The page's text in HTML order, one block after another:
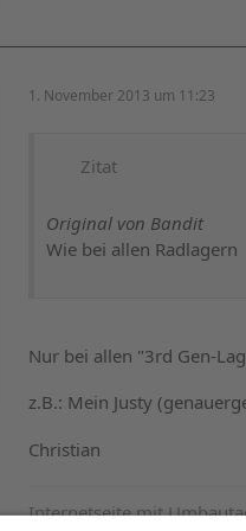
1. November 2013 um 11:23
Zitat
Original von Bandit
Wie bei allen Radlagern
Nur bei allen "3rd Gen-
z.B.: Mein Justy
Christian
Internetseite mit